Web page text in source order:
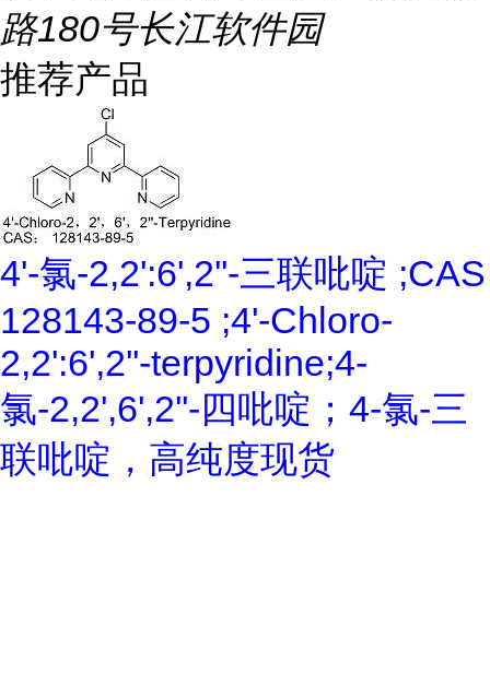
路180号长江软件园
推荐产品
4'-氯-2,2':6',2''-三联吡啶 ;CAS
128143-89-5 ;4'-Chloro-
2,2':6',2''-terpyridine;4-
氯-2,2',6',2''-四吡啶；4-氯-三
联吡啶，高纯度现货